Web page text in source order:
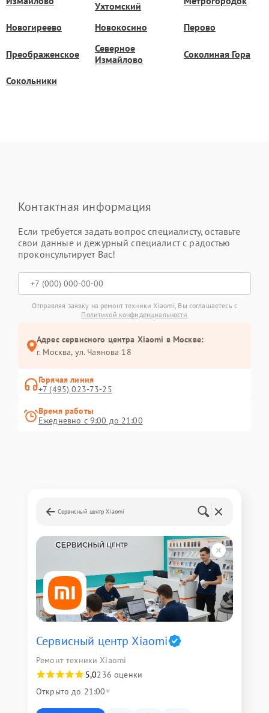
Ухтомский
Новогиреево Новокосино Перово
Преображенское
Северное
Измайлово
Соколиная Гора
Сокольники
Контактная информация
Если требуется задать вопрос специалисту, оставьте
свои данные и дежурный специалист с радостью
проконсультирует Вас!
Отправляя заявку на ремонт техники Xiaomi, Вы соглашаетесь с
Политикой конфиденциальности
Адрес сервисного центра Xiaomi в Москве:
г. Москва, ул. Чаянова 18
Горячая линия
+7 (495) 023-73-25
Время работы
Ежедневно с 9:00 до 21:00
Сервисный центр Xiaomi
Сервисный центр Xiaomi
Ремонт техники Xiaomi
5,0236 оценки
Открыто до 21:00